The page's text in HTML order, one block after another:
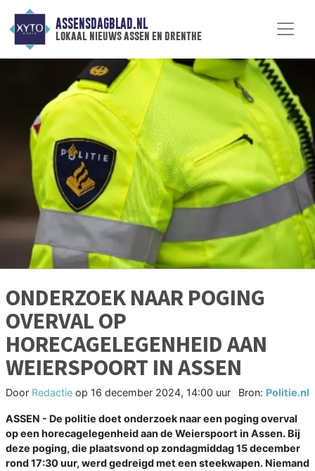
ASSENSDAGBLAD.NL
lokaal nieuws assen en drenthe
ONDERZOEK NAAR POGING
OVERVAL OP
HORECAGELEGENHEID AAN
WEIERSPOORT IN ASSEN
Door Redactie op 16 december 2024, 14:00 uur Bron: Politie.nl
ASSEN - De politie doet onderzoek naar een poging overval
op een horecagelegenheid aan de Weierspoort in Assen. Bij
deze poging, die plaatsvond op zondagmiddag 15 december
rond 17:30 uur, werd gedreigd met een steekwapen. Niemand